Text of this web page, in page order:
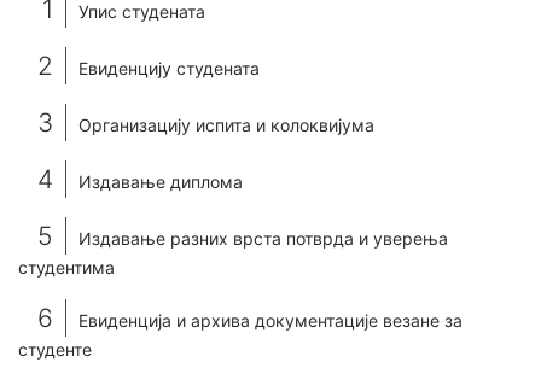
Упис студената
Евиденцију студената
Организацију испита и колоквијума
Издавање диплома
Издавање разних врста потврда и уверења
студентима
Евиденција и архива документације везане за
студенте